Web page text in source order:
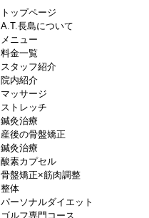
トップページ
A.T.長島について
メニュー
料金一覧
スタッフ紹介
院内紹介
マッサージ
ストレッチ
鍼灸治療
産後の骨盤矯正
鍼灸治療
酸素カプセル
骨盤矯正×筋肉調整
整体
パーソナルダイエット
ゴルフ専門コース